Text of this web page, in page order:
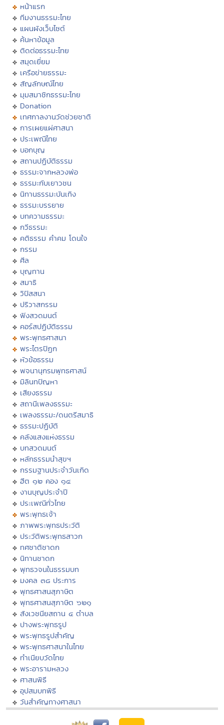
หน้าแรก
ทีมงานธรรมะไทย
แผนผังเว็บไซต์
ค้นหาข้อมูล
ติดต่อธรรมะไทย
สมุดเยี่ยม
เครือข่ายธรรมะ
สัญลักษณ์ไทย
มุมสมาชิกธรรมะไทย
Donation
เทศกาลงานวัดช่วยชาติ
การเผยแผ่ศาสนา
ประเพณีไทย
บอกบุญ
สถานปฏิบัติธรรม
ธรรมะจากหลวงพ่อ
ธรรมะกับเยาวชน
นิทานธรรมะบันเทิง
ธรรมะบรรยาย
บทความธรรมะ
กวีธรรมะ
คติธรรม คำคม โดนใจ
กรรม
ศีล
บุญทาน
สมาธิ
วิปัสสนา
ปริวาสกรรม
ฟังสวดมนต์
คอร์สปฏิบัติธรรม
พระพุทธศาสนา
พระไตรปิฏก
หัวข้อธรรม
พจนานุกรมพุทธศาสน์
มิลินทปัญหา
เสียงธรรม
สถานีเพลงธรรมะ
เพลงธรรมะ/ดนตรีสมาธิ
ธรรมะปฏิบัติ
คลังแสงแห่งธรรม
บทสวดมนต์
หลักธรรมนำสุขฯ
กรรมฐานประจำวันเกิด
ฮีต ๑๒ คอง ๑๔
งานบุญประจำปี
ประเพณีทั่วไทย
พระพุทธเจ้า
ภาพพระพุทธประวัติ
ประวัติพระพุทธสาวก
ทศชาติชาดก
นิทานชาดก
พุทธวจนในธรรมบท
มงคล ๓๘ ประการ
พุทธศาสนสุภาษิต
พุทธศาสนสุภาษิต ๖๒๑
สังเวชนียสถาน ๔ ตำบล
ปางพระพุทธรูป
พระพุทธรูปสำคัญ
พระพุทธศาสนาในไทย
ทำเนียบวัดไทย
พระอารามหลวง
ศาสนพิธี
อุปสมบทพิธี
วันสำคัญทางศาสนา